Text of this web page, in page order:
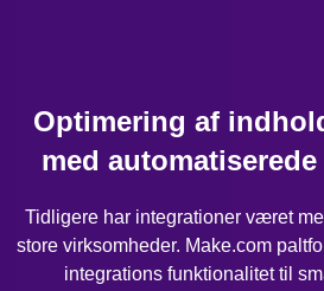
Optimering af
med
Tidligere har integrationer været
store virksomheder. Make.com
integrations funktionalitet til